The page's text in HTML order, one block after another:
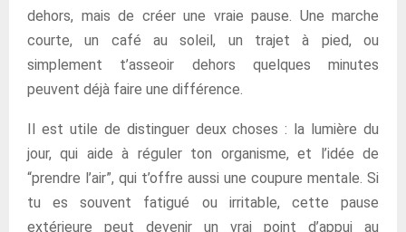
dehors, mais de créer une vraie pause. Une marche
courte, un café au soleil, un trajet à pied, ou
simplement t’asseoir dehors quelques minutes
peuvent déjà faire une différence.
Il est utile de distinguer deux choses : la lumière du
jour, qui aide à réguler ton organisme, et l’idée de
“prendre l’air”, qui t’offre aussi une coupure mentale. Si
tu es souvent fatigué ou irritable, cette pause
extérieure peut devenir un vrai point d’appui au